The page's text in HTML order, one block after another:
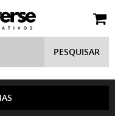
PESQUISAR